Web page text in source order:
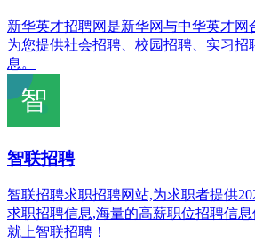
新华英才招聘网是新华网与中华英才网
为您提供社会招聘、校园招聘、实习招
息。
智联招聘
智联招聘求职招聘网站,为求职者提供
求职招聘信息,海量的高薪职位招聘信
就上智联招聘！